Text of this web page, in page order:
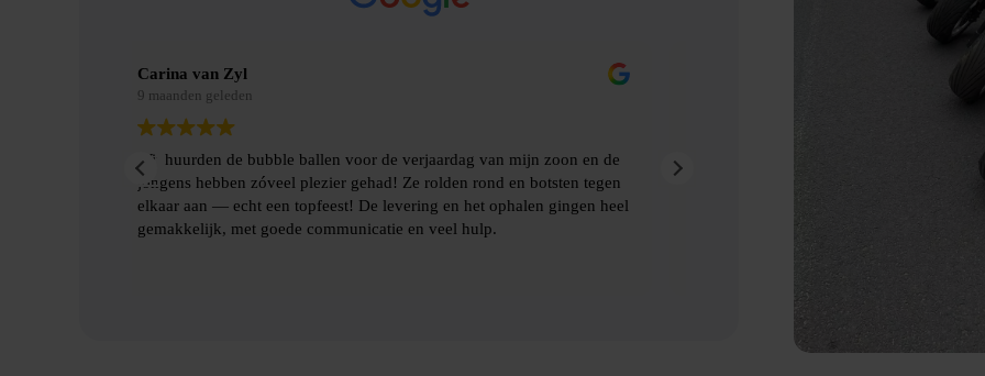
Merel Bosman
9 maanden geleden
Wij hebben met vriendenweekend gebruik gemaakt van Bubbelbal, een
hilarische ervaring!!
Heel fijn contact gehad over de levering en het ophalen van de
Ontzettend leuke dag gehad met